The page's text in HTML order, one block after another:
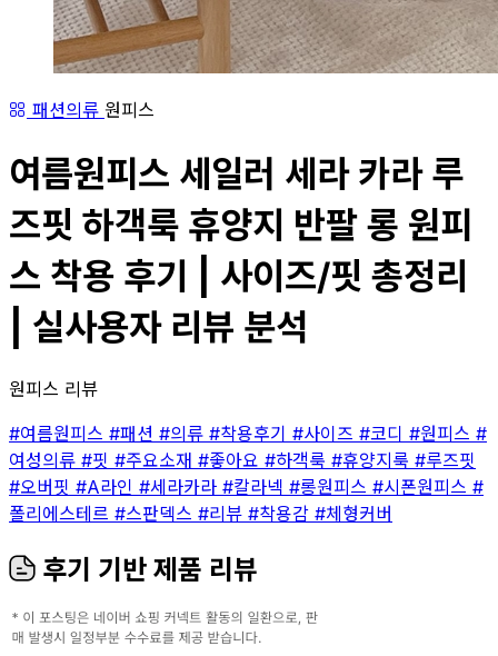
패션의류 원피스
여름원피스 세일러 세라 카라 루
즈핏 하객룩 휴양지 반팔 롱 원피
스 착용 후기 | 사이즈/핏 총정리
| 실사용자 리뷰 분석
원피스 리뷰
#여름원피스 #패션 #의류 #착용후기 #사이즈 #코디 #원피스 #
여성의류 #핏 #주요소재 #좋아요 #하객룩 #휴양지룩 #루즈핏
#오버핏 #A라인 #세라카라 #칼라넥 #롱원피스 #시폰원피스 #
폴리에스테르 #스판덱스 #리뷰 #착용감 #체형커버
후기 기반 제품 리뷰